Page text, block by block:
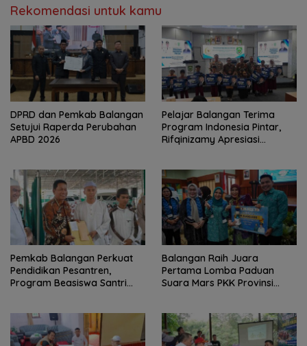
Rekomendasi untuk kamu
DPRD dan Pemkab Balangan
Setujui Raperda Perubahan
APBD 2026
Pelajar Balangan Terima
Program Indonesia Pintar,
Rifqinizamy Apresiasi
Pemkab Balangan Perkuat
Pendidikan Pesantren,
Program Beasiswa Santri
Balangan Raih Juara
Pertama Lomba Paduan
Suara Mars PKK Provinsi